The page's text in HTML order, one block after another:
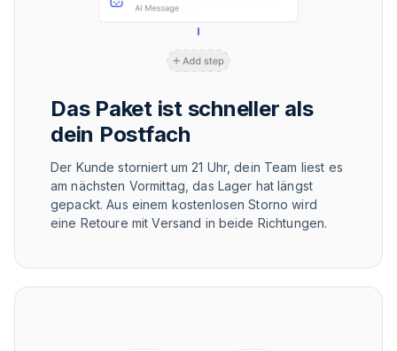
Das Paket ist schneller als
dein Postfach
Der Kunde storniert um 21 Uhr, dein Team liest es
am nächsten Vormittag, das Lager hat längst
gepackt. Aus einem kostenlosen Storno wird
eine Retoure mit Versand in beide Richtungen.